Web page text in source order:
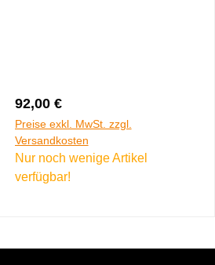
Regulärer Preis:
92,00 €
Preise exkl. MwSt. zzgl.
Versandkosten
Nur noch wenige Artikel
verfügbar!